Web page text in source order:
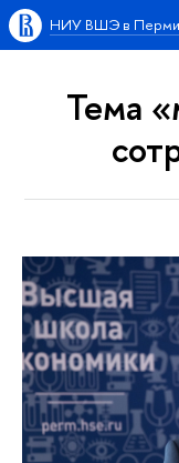
НИУ ВШЭ в Перми
Тема